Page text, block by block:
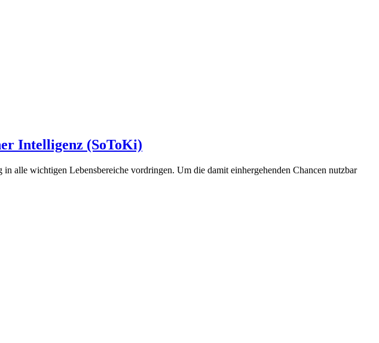
Intelligenz (SoToKi)
alle wichtigen Lebensbereiche vordringen. Um die damit einhergehenden Chancen nutzbar